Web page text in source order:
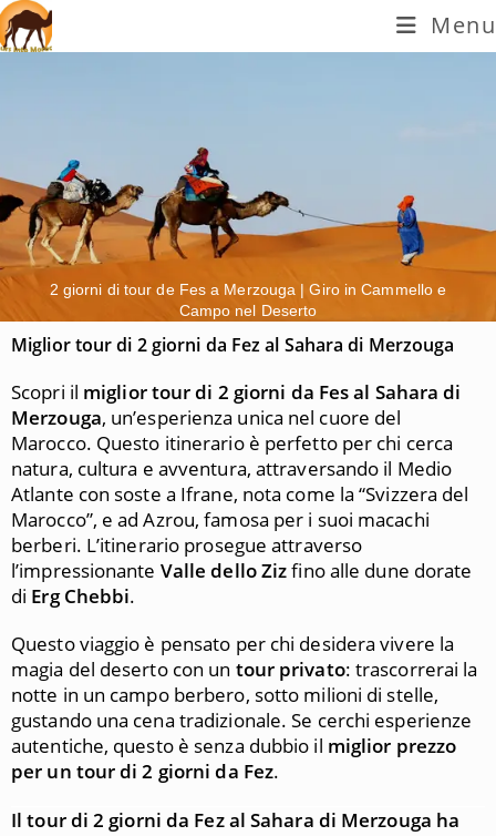
Menu
2 giorni di tour de Fes a Merzouga | Giro in Cammello e
Campo nel Deserto
Miglior tour di 2 giorni da Fez al Sahara di Merzouga
Scopri il miglior tour di 2 giorni da Fes al Sahara di
Merzouga, un’esperienza unica nel cuore del
Marocco. Questo itinerario è perfetto per chi cerca
natura, cultura e avventura, attraversando il Medio
Atlante con soste a Ifrane, nota come la “Svizzera del
Marocco”, e ad Azrou, famosa per i suoi macachi
berberi. L’itinerario prosegue attraverso
l’impressionante Valle dello Zizfino alle dune dorate
di Erg Chebbi.
Questo viaggio è pensato per chi desidera vivere la
magia del deserto con un tour privato: trascorrerai la
notte in un campo berbero, sotto milioni di stelle,
gustando una cena tradizionale. Se cerchi esperienze
autentiche, questo è senza dubbio il miglior prezzo
per un tour di 2 giorni da Fez.
Il tour di 2 giorni da Fez al Sahara di Merzouga ha